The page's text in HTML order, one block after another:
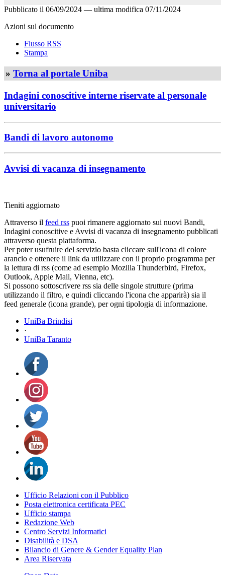
Pubblicato il 06/09/2024 — ultima modifica 07/11/2024
Azioni sul documento
Flusso RSS
Stampa
» Torna al portale Uniba
Indagini conoscitive interne riservate al personale
universitario
Bandi di lavoro autonomo
Avvisi di vacanza di insegnamento
Tieniti aggiornato
Attraverso il feed rss puoi rimanere aggiornato sui nuovi Bandi,
Indagini conoscitive e Avvisi di vacanza di insegnamento pubblicati
attraverso questa piattaforma.
Per poter usufruire del servizio basta cliccare sull'icona di colore
arancio e ottenere il link da utilizzare con il proprio programma per
la lettura di rss (come ad esempio Mozilla Thunderbird, Firefox,
Outlook, Apple Mail, Vienna, etc).
Si possono sottoscrivere rss sia delle singole strutture (prima
utilizzando il filtro, e quindi cliccando l'icona che apparirà) sia il
feed generale (icona grande), per ogni tipologia di informazione.
UniBa Brindisi
·
UniBa Taranto
Ufficio Relazioni con il Pubblico
Posta elettronica certificata PEC
Ufficio stampa
Redazione Web
Centro Servizi Informatici
Disabilità e DSA
Bilancio di Genere & Gender Equality Plan
Area Riservata